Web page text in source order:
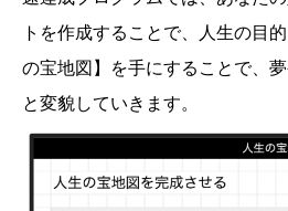
トを作成することで、人生の目
の宝地図】を手にすることで、
と変貌していきます。